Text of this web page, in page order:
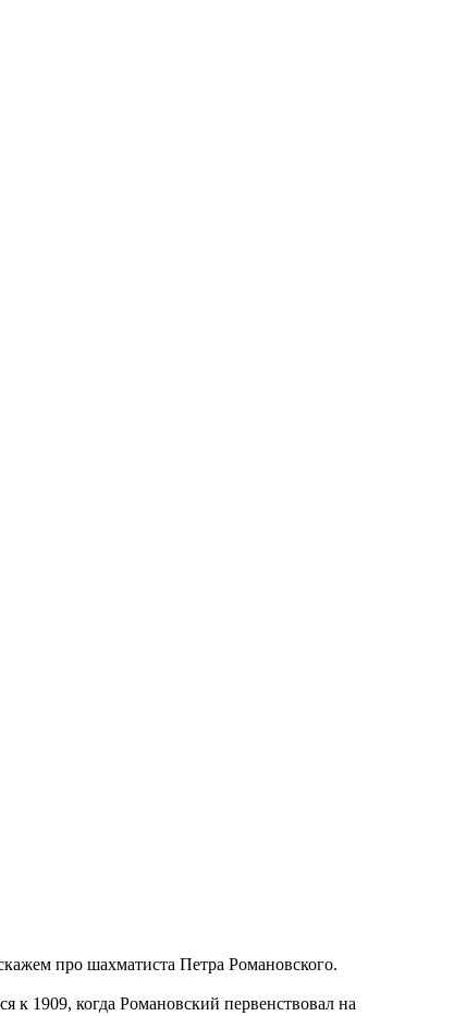
про шахматиста Петра Романовского.
к 1909, когда Романовский первенствовал на